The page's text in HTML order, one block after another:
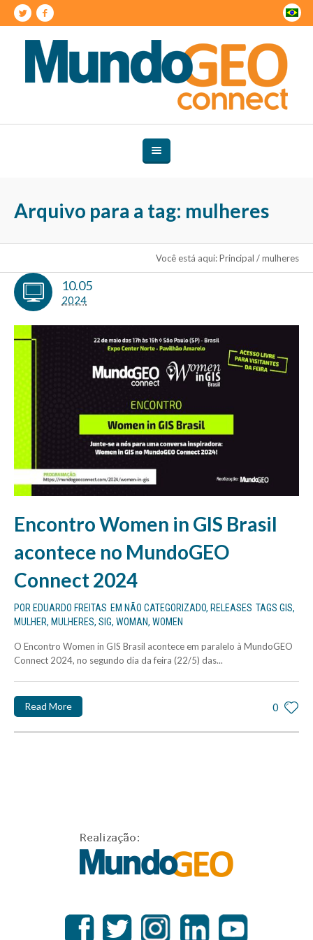
Arquivo para a tag: mulheres
Você está aqui:Principal /mulheres
10.05
2024
Encontro Women in GIS Brasil
acontece no MundoGEO
Connect 2024
POR EDUARDO FREITAS EM NÃO CATEGORIZADO, RELEASES TAGS GIS,
MULHER, MULHERES, SIG, WOMAN, WOMEN
O Encontro Women in GIS Brasil acontece em paralelo à MundoGEO
Connect 2024, no segundo dia da feira (22/5) das...
0
Read More